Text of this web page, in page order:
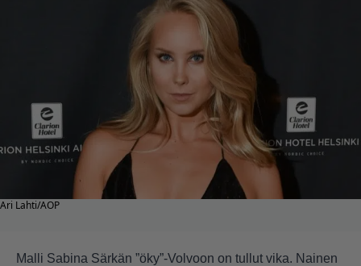
Ari Lahti/AOP
Malli Sabina Särkän ”öky”-Volvoon on tullut vika. Nainen